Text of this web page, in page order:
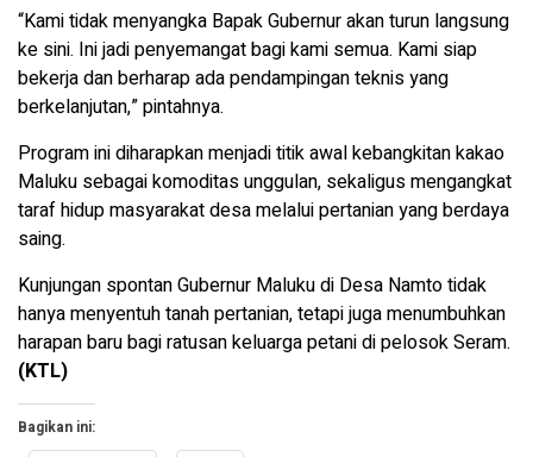
“Kami tidak menyangka Bapak Gubernur akan turun langsung
ke sini. Ini jadi penyemangat bagi kami semua. Kami siap
bekerja dan berharap ada pendampingan teknis yang
berkelanjutan,” pintahnya.
Program ini diharapkan menjadi titik awal kebangkitan kakao
Maluku sebagai komoditas unggulan, sekaligus mengangkat
taraf hidup masyarakat desa melalui pertanian yang berdaya
saing.
Kunjungan spontan Gubernur Maluku di Desa Namto tidak
hanya menyentuh tanah pertanian, tetapi juga menumbuhkan
harapan baru bagi ratusan keluarga petani di pelosok Seram.
(KTL)
Bagikan ini: